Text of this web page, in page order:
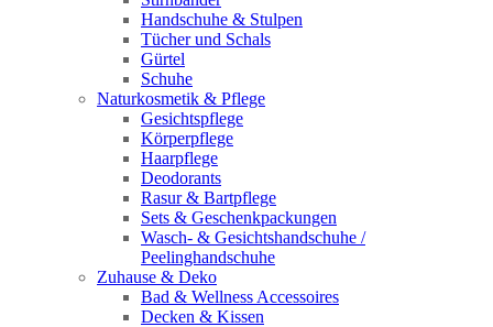
Handschuhe & Stulpen
Tücher und Schals
Gürtel
Schuhe
Naturkosmetik & Pflege
Gesichtspflege
Körperpflege
Haarpflege
Deodorants
Rasur & Bartpflege
Sets & Geschenkpackungen
Wasch‑ & Gesichtshandschuhe /
Peelinghandschuhe
Zuhause & Deko
Bad & Wellness Accessoires
Decken & Kissen